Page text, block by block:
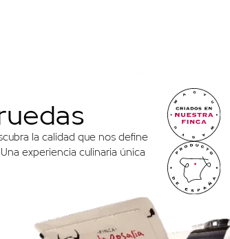
la calidad que nos define
experiencia culinaria única